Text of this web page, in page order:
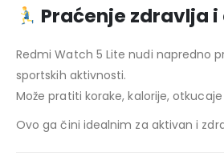
Praćenje zdravlja
Redmi Watch 5 Lite nudi napredno
sportskih aktivnosti.
Može pratiti korake, kalorije,
Ovo ga čini idealnim za aktivan i